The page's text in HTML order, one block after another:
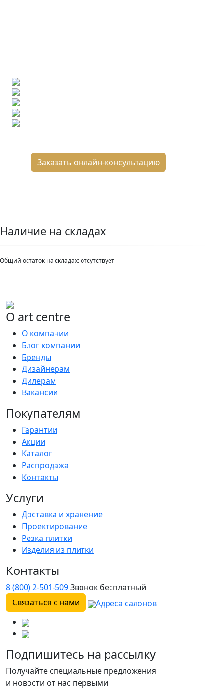
Заказать онлайн-консультацию
Наличие на складах
Общий остаток на складах:отсутствует
О art centre
О компании
Блог компании
Бренды
Дизайнерам
Дилерам
Вакансии
Покупателям
Гарантии
Акции
Каталог
Распродажа
Контакты
Услуги
Доставка и хранение
Проектирование
Резка плитки
Изделия из плитки
Контакты
8 (800) 2-501-509Звонок бесплатный
Связаться с нами
Адреса салонов
Подпишитесь на рассылку
Получайте специальные предложения
и новости от нас первыми